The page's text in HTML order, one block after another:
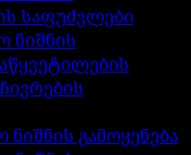
საფუძვლები
ნიშნის
გამოყენება